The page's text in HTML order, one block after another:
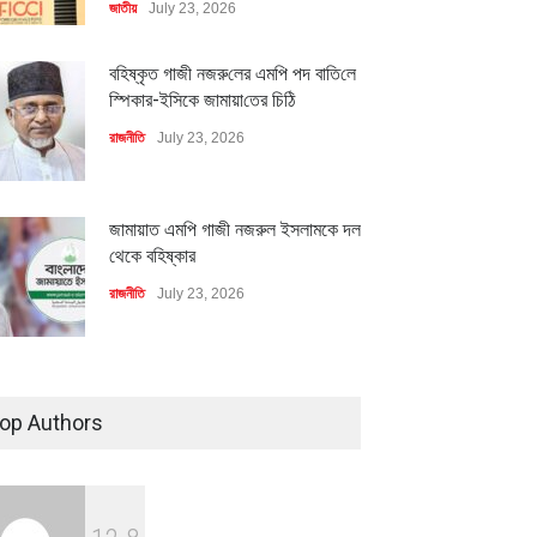
জাতীয় July 23, 2026
বহিষ্কৃত গাজী নজরু‌লের এম‌পি পদ বা‌তি‌লে
স্পিকার-ইসিকে জামায়া‌তের চি‌ঠি
রাজনীতি July 23, 2026
জামায়াত এমপি গাজী নজরুল ইসলামকে দল
থেকে বহিষ্কার
রাজনীতি July 23, 2026
Authors